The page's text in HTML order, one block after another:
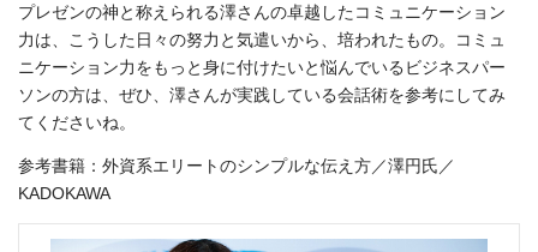
プレゼンの神と称えられる澤さんの卓越したコミュニケーション
力は、こうした日々の努力と気遣いから、培われたもの。コミュ
ニケーション力をもっと身に付けたいと悩んでいるビジネスパー
ソンの方は、ぜひ、澤さんが実践している会話術を参考にしてみ
てくださいね。
参考書籍：外資系エリートのシンプルな伝え方／澤円氏／
KADOKAWA